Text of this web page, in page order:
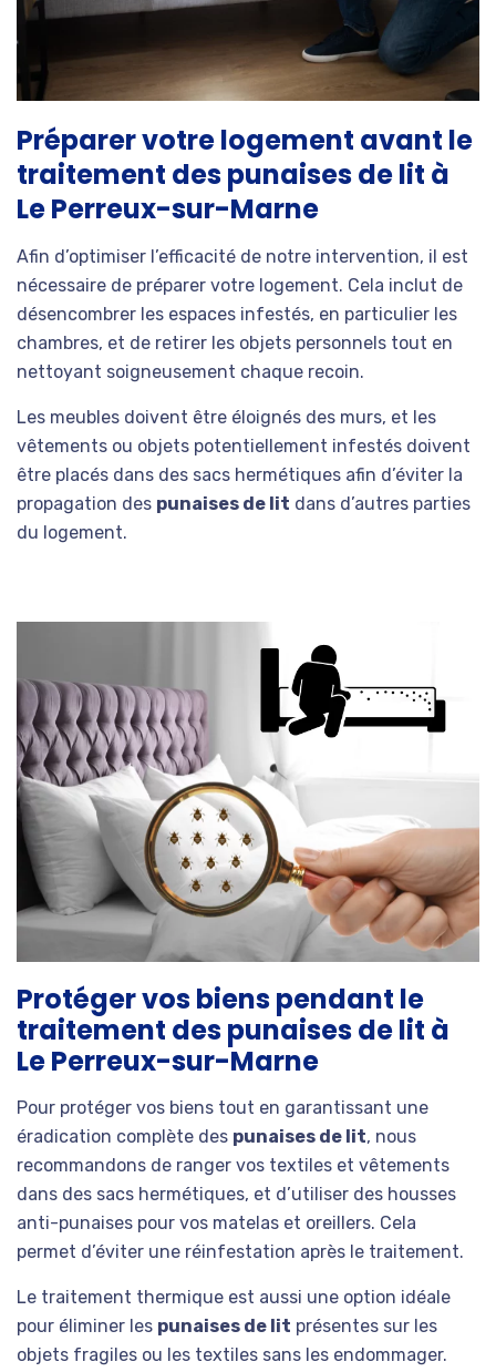
Préparer votre logement avant le
traitement des punaises de lit à
Le Perreux-sur-Marne
Afin d’optimiser l’efficacité de notre intervention, il est
nécessaire de préparer votre logement. Cela inclut de
désencombrer les espaces infestés, en particulier les
chambres, et de retirer les objets personnels tout en
nettoyant soigneusement chaque recoin.
Les meubles doivent être éloignés des murs, et les
vêtements ou objets potentiellement infestés doivent
être placés dans des sacs hermétiques afin d’éviter la
propagation des punaises de lit dans d’autres parties
du logement.
Protéger vos biens pendant le
traitement des punaises de lit à
Le Perreux-sur-Marne
Pour protéger vos biens tout en garantissant une
éradication complète des punaises de lit, nous
recommandons de ranger vos textiles et vêtements
dans des sacs hermétiques, et d’utiliser des housses
anti-punaises pour vos matelas et oreillers. Cela
permet d’éviter une réinfestation après le traitement.
Le traitement thermique est aussi une option idéale
pour éliminer les punaises de lit présentes sur les
objets fragiles ou les textiles sans les endommager.